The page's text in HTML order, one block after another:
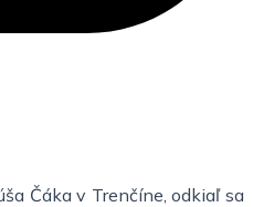
Čáka v Trenčíne, odkiaľ sa